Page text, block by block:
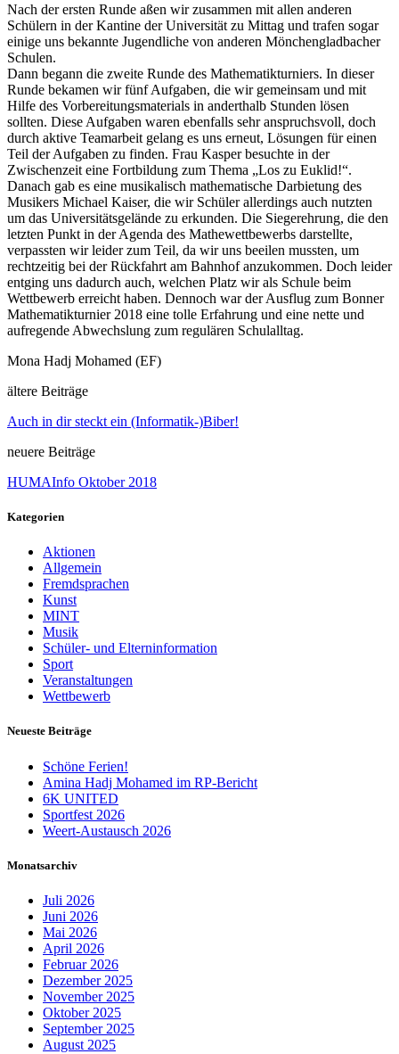
Nach der ersten Runde aßen wir zusammen mit allen anderen
Schülern in der Kantine der Universität zu Mittag und trafen sogar
einige uns bekannte Jugendliche von anderen Mönchengladbacher
Schulen.
Dann begann die zweite Runde des Mathematikturniers. In dieser
Runde bekamen wir fünf Aufgaben, die wir gemeinsam und mit
Hilfe des Vorbereitungsmaterials in anderthalb Stunden lösen
sollten. Diese Aufgaben waren ebenfalls sehr anspruchsvoll, doch
durch aktive Teamarbeit gelang es uns erneut, Lösungen für einen
Teil der Aufgaben zu finden. Frau Kasper besuchte in der
Zwischenzeit eine Fortbildung zum Thema „Los zu Euklid!“.
Danach gab es eine musikalisch mathematische Darbietung des
Musikers Michael Kaiser, die wir Schüler allerdings auch nutzten
um das Universitätsgelände zu erkunden. Die Siegerehrung, die den
letzten Punkt in der Agenda des Mathewettbewerbs darstellte,
verpassten wir leider zum Teil, da wir uns beeilen mussten, um
rechtzeitig bei der Rückfahrt am Bahnhof anzukommen. Doch leider
entging uns dadurch auch, welchen Platz wir als Schule beim
Wettbewerb erreicht haben. Dennoch war der Ausflug zum Bonner
Mathematikturnier 2018 eine tolle Erfahrung und eine nette und
aufregende Abwechslung zum regulären Schulalltag.
Mona Hadj Mohamed (EF)
ältere Beiträge
Auch in dir steckt ein (Informatik-)Biber!
neuere Beiträge
HUMAInfo Oktober 2018
Kategorien
Aktionen
Allgemein
Fremdsprachen
Kunst
MINT
Musik
Schüler- und Elterninformation
Sport
Veranstaltungen
Wettbewerb
Neueste Beiträge
Schöne Ferien!
Amina Hadj Mohamed im RP-Bericht
6K UNITED
Sportfest 2026
Weert-Austausch 2026
Monatsarchiv
Juli 2026
Juni 2026
Mai 2026
April 2026
Februar 2026
Dezember 2025
November 2025
Oktober 2025
September 2025
August 2025